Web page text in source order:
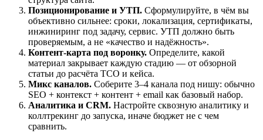
Позиционирование и УТП. Сформулируйте, в чём вы
объективно сильнее: сроки, локализация, сертификаты,
инжиниринг под задачу, сервис. УТП должно быть
проверяемым, а не «качество и надёжность».
Контент-карта под воронку. Определите, какой
материал закрывает каждую стадию — от обзорной
статьи до расчёта TCO и кейса.
Микс каналов. Соберите 3–4 канала под нишу: обычно
SEO + контекст + контент + email как базовый набор.
Аналитика и CRM. Настройте сквозную аналитику и
коллтрекинг до запуска, иначе бюджет не с чем
сравнить.